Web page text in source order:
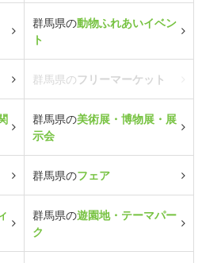
群馬県の動物ふれあいイベン
ト
群馬県のフリーマーケット
群馬県の美術展・博物展・展
示会
群馬県のフェア
群馬県の遊園地・テーマパー
ク